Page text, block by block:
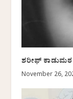
ಶರೀಫ್
November 26,